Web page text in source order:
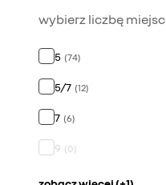
wybierz liczbę miejsc
5 (74)
5/7 (12)
7 (6)
9 (0)